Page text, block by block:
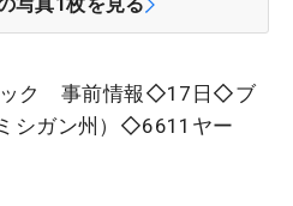
ック 事前情報◇17日◇ブ
シガン州）◇6611ヤー